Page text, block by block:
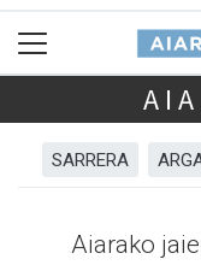
SARRERA
Aiarako